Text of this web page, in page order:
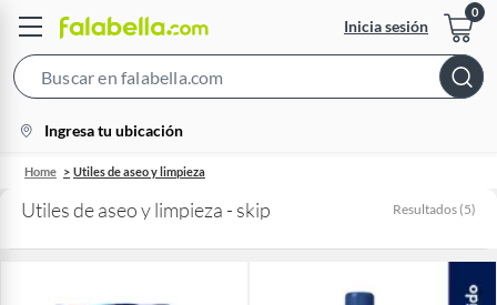
Inicia sesión
Bar
location-
icon
Ingresa tu ubicación
Home Utiles de aseo y limpieza
Utiles de aseo y limpieza - skip Resultados (5)